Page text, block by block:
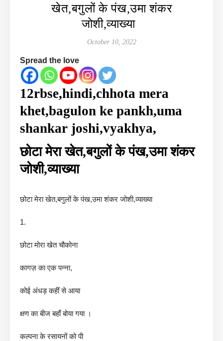
खेत,बगुलों के पंख,उमा शंकर
जोशी,व्याख्या
October 10, 2022
Spread the love
12rbse,hindi,chhota mera
khet,bagulon ke pankh,uma
shankar joshi,vyakhya,
छोटा मेरा खेत,बगुलों के पंख,उमा शंकर
जोशी,व्याख्या
छोटा मेरा खेत,बगुलों के पंख,उमा शंकर जोशी,व्याख्या
1.
छोटा मोरा खेत चौकोना
कागज़ का एक पन्ना,
कोई अंधड़ कहीं से आया
क्षण का बीज बहाँ बोया गया ।
कल्पना के रसायनों को पी